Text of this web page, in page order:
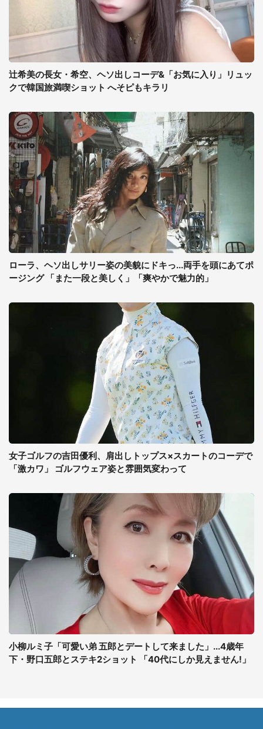
辻希美の長女・希空、ヘソ出しコーデ&「お気に入り」リュッ
クで韓国旅満喫ショット へそピもキラリ
ローラ、ヘソ出しサリー姿の美貌にドキっ...両手を頭にあてポ
ージング 「また一段と美しく」「爽やかで魅力的」
女子ゴルフの吉田優利、肩出しトップス×スカートのコーデで
「激カワ」 ゴルフウェア姿と雰囲気変わって
小柳ルミ子「可愛い弟 五郎とデートして来ました」...4歳年
下・野口五郎とステキ2ショット 「40代にしか見えません!」